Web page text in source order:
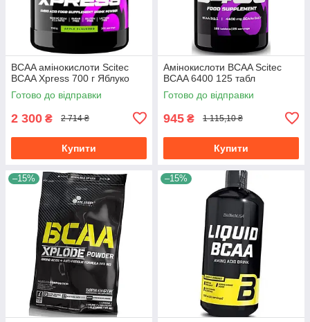
BCAA амінокислоти Scitec
BCAA Xpress 700 г Яблуко
Готово до відправки
2 300 ₴ 2 714 ₴
Купити
Амінокислоти BCAA Scitec
BCAA 6400 125 табл
Готово до відправки
945 ₴ 1 115,10 ₴
Купити
–15% –15%